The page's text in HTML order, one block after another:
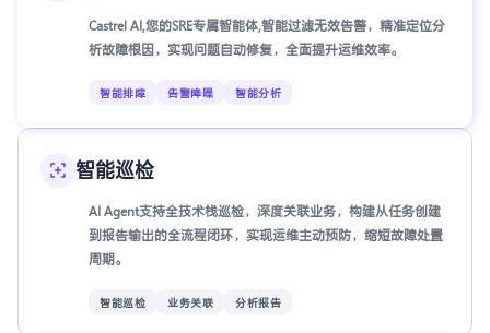
Castrel AI,您的SRE专属智能体,智能过滤无效告警，精准定位分
析故障根因，实现问题自动修复，全面提升运维效率。
智能排障 告警降噪 智能分析
智能巡检
AI Agent支持全技术栈巡检，深度关联业务，构建从任务创建
到报告输出的全流程闭环，实现运维主动预防，缩短故障处置
周期。
智能巡检 业务关联 分析报告